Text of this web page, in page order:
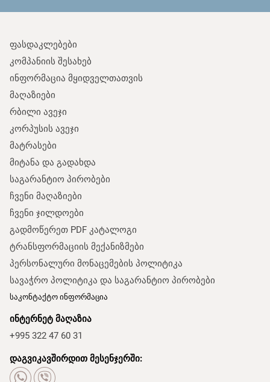
ფასდაკლებები
კომპანიის შესახებ
ინფორმაცია მყიდველთათვის
მაღაზიები
რბილი ავეჯი
კორპუსის ავეჯი
მატრასები
მიტანა და გადახდა
საგარანტიო პირობები
ჩვენი მაღაზიები
ჩვენი ჯილდოები
გადმოწერეთ PDF კატალოგი
ტრანსფორმაციის მექანიზმები
პერსონალური მონაცემების პოლიტიკა
სავაჭრო პოლიტიკა და საგარანტიო პირობები
საკონტაქტო ინფორმაცია
ინტერნეტ მაღაზია
+995 322 47 60 31
დაგვიკავშირდით მესენჯერში: